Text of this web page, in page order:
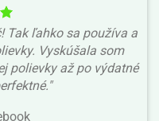
Tak ľahko sa používa a
Vyskúšala som
polievky až po výdatné